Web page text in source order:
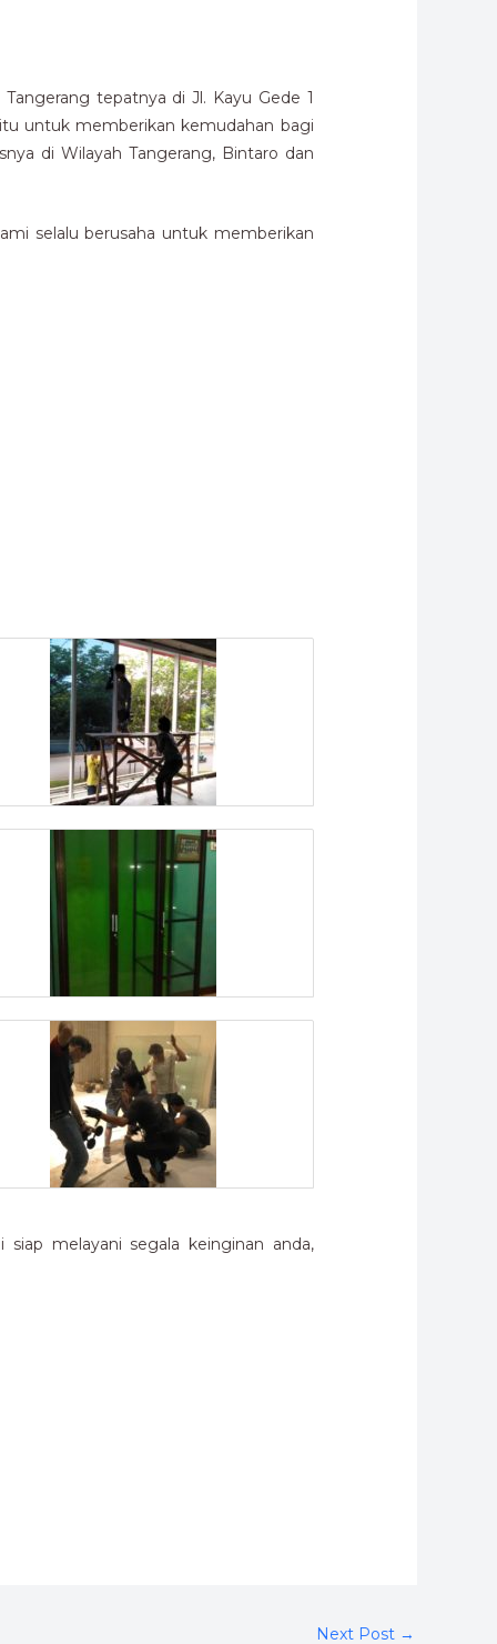
tepatnya di Jl. Kayu Gede 1
untuk memberikan kemudahan bagi
di Wilayah Tangerang, Bintaro dan
selalu berusaha untuk memberikan
melayani segala keinginan anda,
Next Post →